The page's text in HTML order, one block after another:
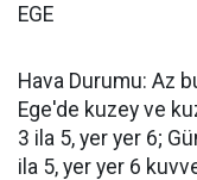
EGE
Hava Durumu: Az
Ege'de kuzey ve
3 ila 5, yer yer 6;
ila 5, yer yer 6